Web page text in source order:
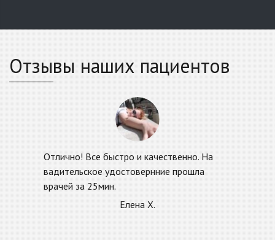
Отзывы наших пациентов
Отлично! Все быстро и качественно. На
вадительское удостовернние прошла
врачей за 25мин.
Елена Х.